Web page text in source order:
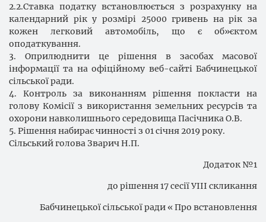
2.2.Ставка податку встановлюється з розрахунку на
календарний рік у розмірі 25000 гривень на рік за
кожен легковий автомобіль, що є об»єктом
оподаткування.
3. Оприлюднити це рішення в засобах масової
інформації та на офіційному веб-сайті Бабчинецької
сільської ради.
4. Контроль за виконанням рішення покласти на
голову Комісії з використання земельних ресурсів та
охорони навколишнього середовища Пасічника О.В.
5. Рішення набирає чинності з 01 січня 2019 року.
Сільський голова Зварич Н.П.
Додаток №1
до рішення 17 сесії УІІІ скликання
Бабчинецької сільської ради « Про встановлення